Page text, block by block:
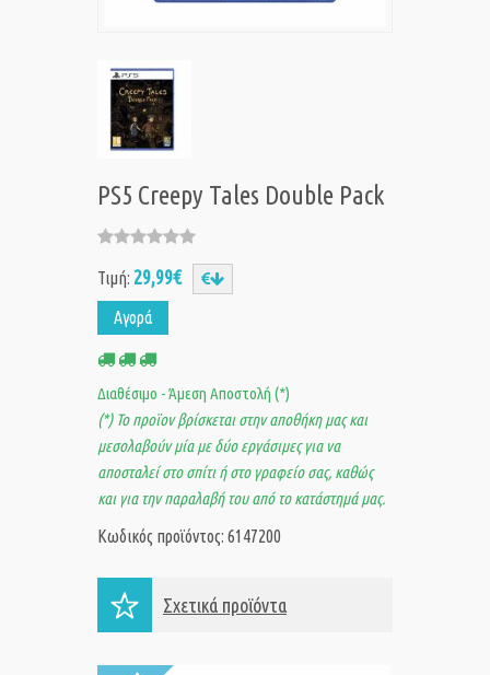
PS5 Creepy Tales Double Pack
Τιμή: 29,99€
Αγορά
Διαθέσιμο - Άμεση Αποστολή (*)
(*) Το προϊον βρίσκεται στην αποθήκη μας και
μεσολαβούν μία με δύο εργάσιμες για να
αποσταλεί στο σπίτι ή στο γραφείο σας, καθώς
και για την παραλαβή του από το κατάστημά μας.
Κωδικός προϊόντος: 6147200
Σχετικά προϊόντα